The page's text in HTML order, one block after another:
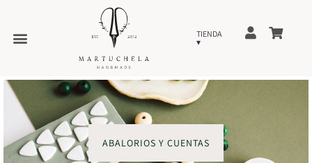
ABALORIOS Y CUENTAS